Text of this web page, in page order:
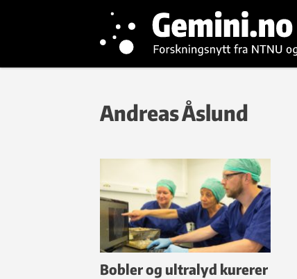
Andreas Åslund
Bobler og ultralyd kurerer